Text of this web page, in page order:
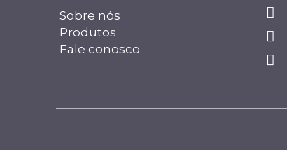
Sobre nós
Produtos
Fale conosco